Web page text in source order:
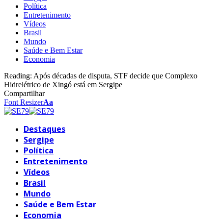
Política
Entretenimento
Vídeos
Brasil
Mundo
Saúde e Bem Estar
Economia
Reading: Após décadas de disputa, STF decide que Complexo
Hidrelétrico de Xingó está em Sergipe
Compartilhar
Font ResizerAa
Destaques
Sergipe
Política
Entretenimento
Vídeos
Brasil
Mundo
Saúde e Bem Estar
Economia